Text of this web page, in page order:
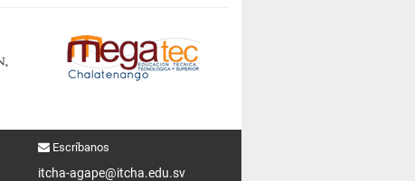
Escríbanos
itcha-agape@itcha.edu.sv